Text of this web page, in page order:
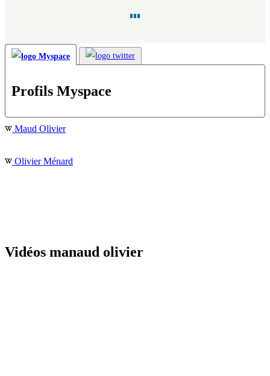
Profils Myspace
Maud Olivier
Olivier Ménard
Vidéos manaud olivier